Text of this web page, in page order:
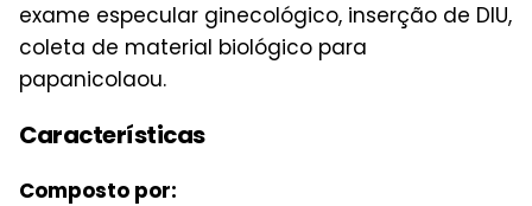
exame especular ginecológico, inserção de DIU,
coleta de material biológico para
papanicolaou.
Características
Composto por: